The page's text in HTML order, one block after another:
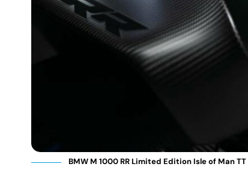
BMW M 1000 RR Limited Edition Isle of Man